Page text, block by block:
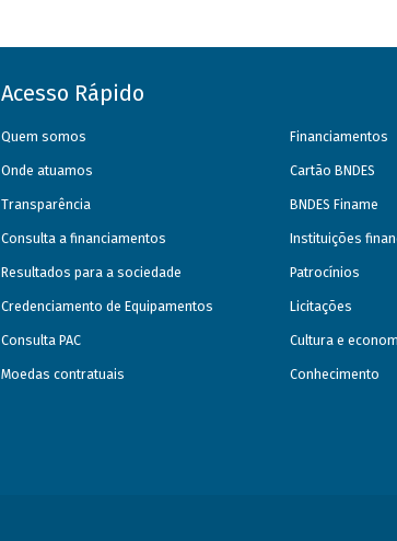
Acesso Rápido
Quem somos
Onde atuamos
Transparência
Consulta a financiamentos
Resultados para a sociedade
Credenciamento de Equipamentos
Consulta PAC
Moedas contratuais
Financiamentos
Cartão BNDES
BNDES Finame
Instituições
Patrocínios
Licitações
Cultura e
Conhecimento